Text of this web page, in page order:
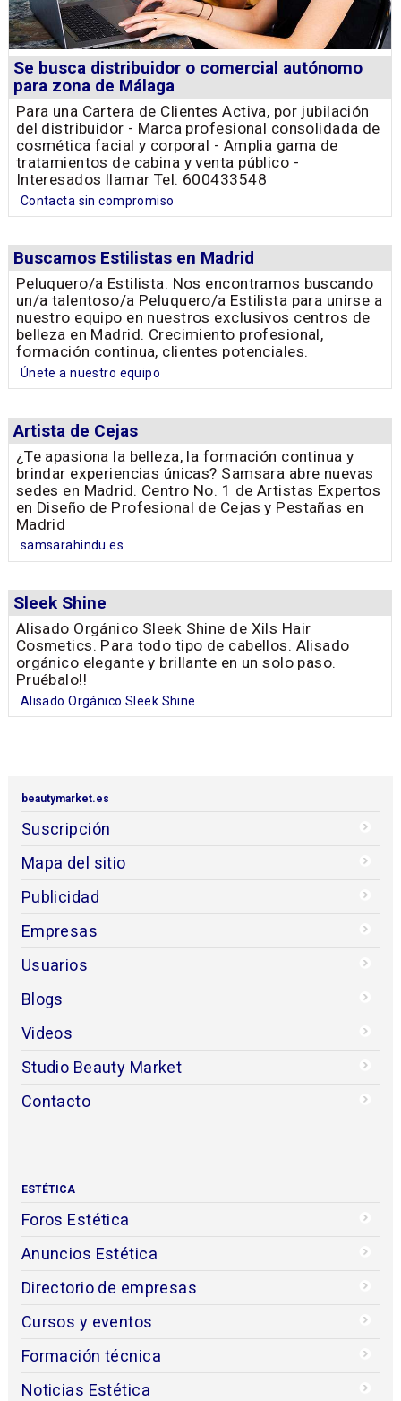
Se busca distribuidor o comercial autónomo
para zona de Málaga
Para una Cartera de Clientes Activa, por jubilación
del distribuidor - Marca profesional consolidada de
cosmética facial y corporal - Amplia gama de
tratamientos de cabina y venta público -
Interesados llamar Tel. 600433548
Contacta sin compromiso
Buscamos Estilistas en Madrid
Peluquero/a Estilista. Nos encontramos buscando
un/a talentoso/a Peluquero/a Estilista para unirse a
nuestro equipo en nuestros exclusivos centros de
belleza en Madrid. Crecimiento profesional,
formación continua, clientes potenciales.
Únete a nuestro equipo
Artista de Cejas
¿Te apasiona la belleza, la formación continua y
brindar experiencias únicas? Samsara abre nuevas
sedes en Madrid. Centro No. 1 de Artistas Expertos
en Diseño de Profesional de Cejas y Pestañas en
Madrid
samsarahindu.es
Sleek Shine
Alisado Orgánico Sleek Shine de Xils Hair
Cosmetics. Para todo tipo de cabellos. Alisado
orgánico elegante y brillante en un solo paso.
Pruébalo!!
Alisado Orgánico Sleek Shine
beautymarket.es
Suscripción
Mapa del sitio
Publicidad
Empresas
Usuarios
Blogs
Videos
Studio Beauty Market
Contacto
ESTÉTICA
Foros Estética
Anuncios Estética
Directorio de empresas
Cursos y eventos
Formación técnica
Noticias Estética